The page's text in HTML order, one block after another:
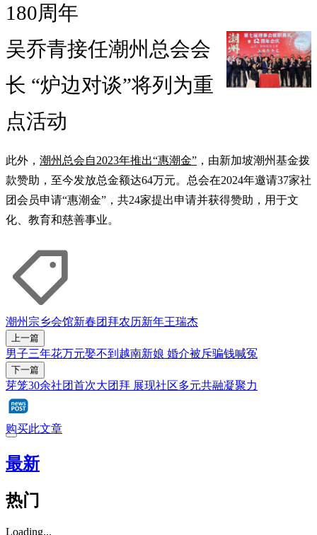
180周年
吴乔青接任潮州总会会
长 “炉边对谈”将列为重
点活动
此外， 潮州总会自2023年推出“惠潮金” ，由新加坡潮州基金拨
款赞助，至今发放总金额达64万元。总会在2024年邀请37家社
团会员申请“惠潮金”，共24家提出申请并获得赞助，用于文
化、教育和慈善事业。
潮州 宗乡会馆新春团拜农历新年王瑞杰
上一篇
男子三年花万元娶不到越南新娘 婚介被斥骗钱喊冤
下一篇
芽笼30余社团首次大团拜 展现社区多元共融凝聚力
购买此文章
最新
热门
Loading...